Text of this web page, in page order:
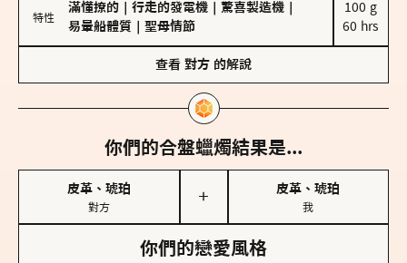
特性
滿懂撩的 行走的發電機 驚喜製造機
易暈船體質
聖母情節
100 g
60 hrs
查看 對方 的解說
你們的合盤蠟燭結果是...
皮革、琥珀
對方
＋
皮革、琥珀
我
你們的戀愛風格